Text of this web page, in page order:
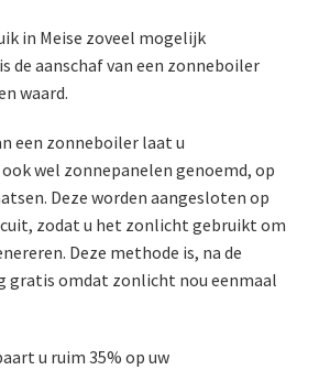
in Meise zoveel mogelijk
de aanschaf van een zonneboiler
waard.
een zonneboiler laat u
wel zonnepanelen genoemd, op
Deze worden aangesloten op
zodat u het zonlicht gebruikt om
Deze methode is, na de
gratis omdat zonlicht nou eenmaal
u ruim 35% op uw